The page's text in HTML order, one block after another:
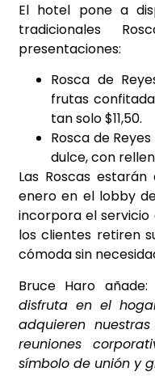
El hotel pone a
tradicionales
presentaciones:
Rosca de
frutas
tan solo $11,50.
Rosca de
dulce, con
Las Roscas
enero en el lobby
incorpora el
los clientes retiren
cómoda sin
Bruce Haro añade:
disfruta en el
adquieren
reuniones
símbolo de unión y